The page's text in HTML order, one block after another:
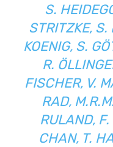
S.
STRITZKE, S.
KOENIG, S.
R.
FISCHER, V.
RAD,
RULAND,
CHAN, T.